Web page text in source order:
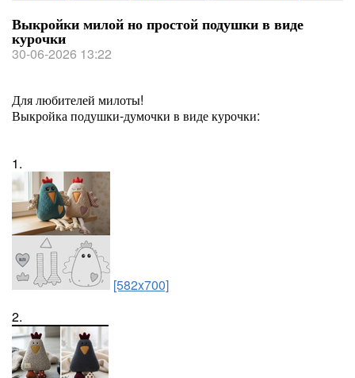
Выкройки милой но простой подушки в виде
курочки
30-06-2026 13:22
Для любителей милоты!
Выкройка подушки-думочки в виде курочки:
1.
[582x700]
2.